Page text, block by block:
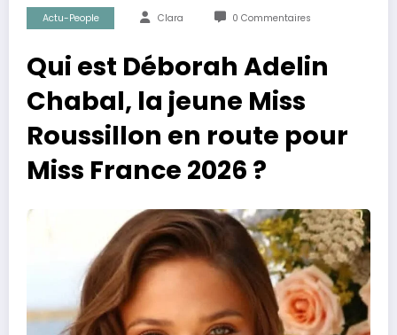
Actu-People Clara 0 Commentaires
Qui est Déborah Adelin
Chabal, la jeune Miss
Roussillon en route pour
Miss France 2026 ?